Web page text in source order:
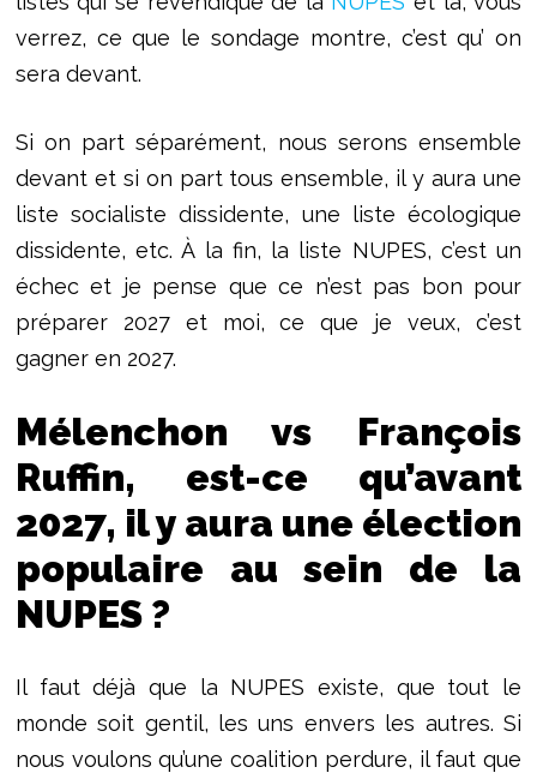
verrez, ce que le sondage montre, c’est qu’ on
sera devant.
Si on part séparément, nous serons ensemble
devant et si on part tous ensemble, il y aura une
liste socialiste dissidente, une liste écologique
dissidente, etc. À la fin, la liste NUPES, c’est un
échec et je pense que ce n’est pas bon pour
préparer 2027 et moi, ce que je veux, c’est
gagner en 2027.
Mélenchon vs François
Ruffin, est-ce qu’avant
2027, il y aura une élection
populaire au sein de la
NUPES ?
Il faut déjà que la NUPES existe, que tout le
monde soit gentil, les uns envers les autres. Si
nous voulons qu’une coalition perdure, il faut que